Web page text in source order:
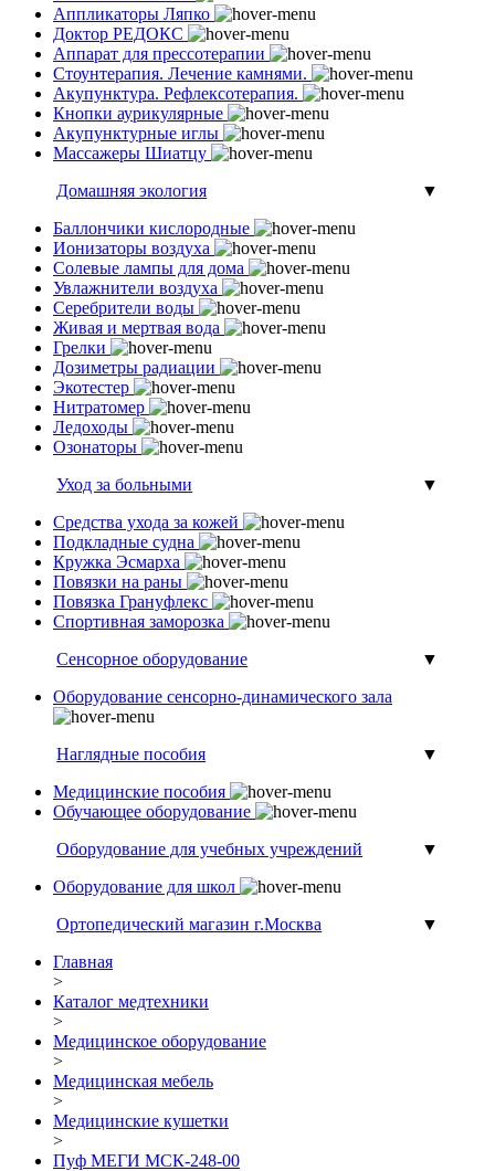
Аппликаторы Ляпко
Доктор РЕДОКС
Аппарат для прессотерапии
Стоунтерапия. Лечение камнями.
Акупунктура. Рефлексотерапия.
Кнопки аурикулярные
Акупунктурные иглы
Массажеры Шиатцу
Домашняя экология
▼
Баллончики кислородные
Ионизаторы воздуха
Солевые лампы для дома
Увлажнители воздуха
Серебрители воды
Живая и мертвая вода
Грелки
Дозиметры радиации
Экотестер
Нитратомер
Ледоходы
Озонаторы
Уход за больными
▼
Средства ухода за кожей
Подкладные судна
Кружка Эсмарха
Повязки на раны
Повязка Грануфлекс
Спортивная заморозка
Сенсорное оборудование
▼
Оборудование сенсорно-динамического зала
Наглядные пособия
▼
Медицинские пособия
Обучающее оборудование
Оборудование для учебных учреждений
▼
Оборудование для школ
Ортопедический магазин г.Москва
▼
Главная
>
Каталог медтехники
>
Медицинское оборудование
>
Медицинская мебель
>
Медицинские кушетки
>
Пуф МЕГИ МСК-248-00